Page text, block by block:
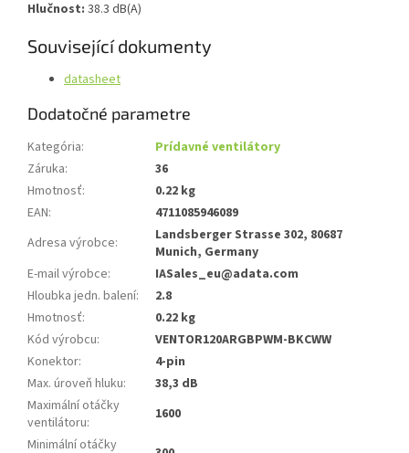
Hlučnost: 38.3 dB(A)
Související dokumenty
datasheet
Dodatočné parametre
Kategória:
Prídavné ventilátory
Záruka:
36
Hmotnosť:
0.22 kg
EAN:
4711085946089
Adresa výrobce:
Landsberger Strasse 302, 80687
Munich, Germany
E-mail výrobce:
IASales_eu@adata.com
Hloubka jedn. balení:
2.8
Hmotnosť:
0.22 kg
Kód výrobcu:
VENTOR120ARGBPWM-BKCWW
Konektor:
4-pin
Max. úroveň hluku:
38,3 dB
Maximální otáčky
ventilátoru:
1600
Minimální otáčky